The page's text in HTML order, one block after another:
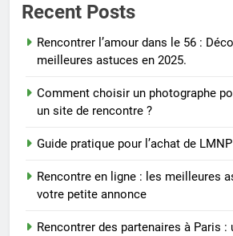
Recent Posts
Rencontrer l’amour dans le 56 :
meilleures astuces en 2025.
Comment choisir un photographe
un site de rencontre ?
Guide pratique pour l’achat de
Rencontre en ligne : les meilleures
votre petite annonce
Rencontrer des partenaires à Paris :